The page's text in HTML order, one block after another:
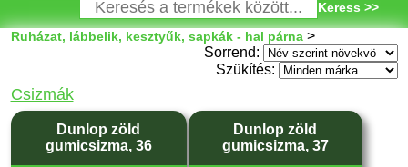
Keress >>
Ruházat, lábbelik, kesztyűk, sapkák - hal párna>
Sorrend:
Szükítés:
Csizmák
Dunlop zöld
gumicsizma, 36
Dunlop zöld
gumicsizma, 37